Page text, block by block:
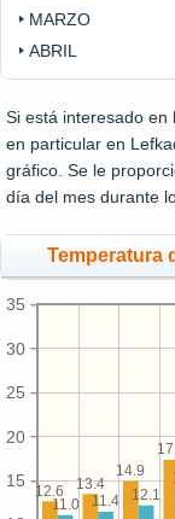
MARZO
ABRIL
Si está interesado en
en particular en
gráfico. Se le
día del mes durante
Temperatura
15
20
25
30
35
14.9
13.4
12.6
12.1
11.4
11.0